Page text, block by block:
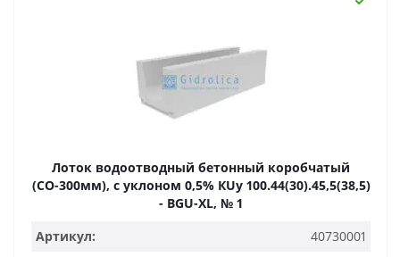
Лоток водоотводный бетонный коробчатый
(СО-300мм), с уклоном 0,5% КUу 100.44(30).45,5(38,5)
- BGU-XL, № 1
Артикул:
40730001